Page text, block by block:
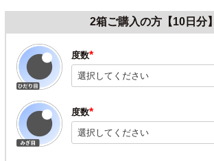
2箱ご購入の方【10日分】
度数
(必
須)
度数
(必
須)